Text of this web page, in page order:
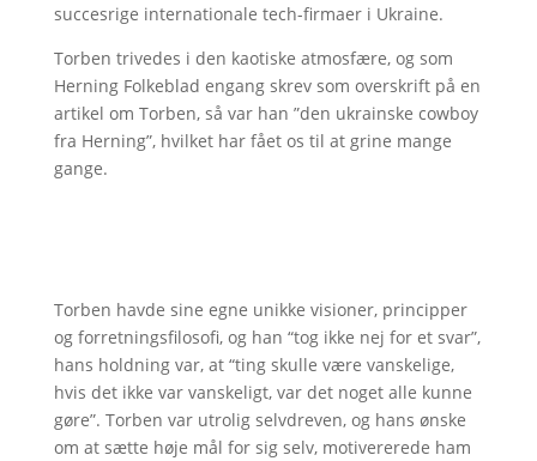
succesrige internationale tech-firmaer i Ukraine.
Torben trivedes i den kaotiske atmosfære, og som
Herning Folkeblad engang skrev som overskrift på en
artikel om Torben, så var han ”den ukrainske cowboy
fra Herning”, hvilket har fået os til at grine mange
gange.
Torben havde sine egne unikke visioner, principper
og forretningsfilosofi, og han “tog ikke nej for et svar”,
hans holdning var, at “ting skulle være vanskelige,
hvis det ikke var vanskeligt, var det noget alle kunne
gøre”. Torben var utrolig selvdreven, og hans ønske
om at sætte høje mål for sig selv, motivererede ham